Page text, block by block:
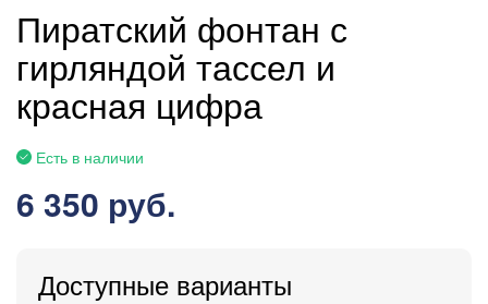
Пиратский фонтан с
гирляндой тассел и
красная цифра
Есть в наличии
6 350 руб.
Доступные варианты